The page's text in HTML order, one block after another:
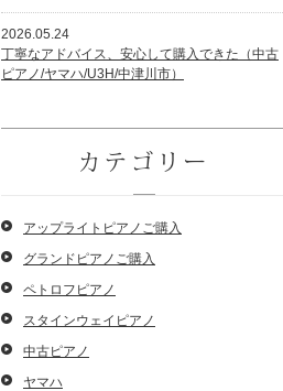
2026.05.24
丁寧なアドバイス、安心して購入できた（中古
ピアノ/ヤマハ/U3H/中津川市）
カテゴリー
アップライトピアノご購入
グランドピアノご購入
ペトロフピアノ
スタインウェイピアノ
中古ピアノ
ヤマハ